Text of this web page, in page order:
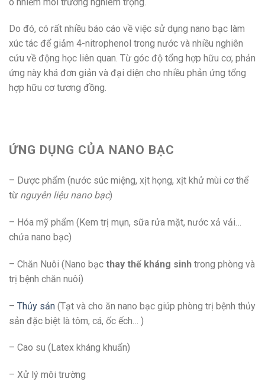
Do đó, có rất nhiều báo cáo về việc sử dụng nano bạc làm
xúc tác để giảm 4-nitrophenol trong nước và nhiều nghiên
cứu về động học liên quan. Từ góc độ tổng hợp hữu cơ, phản
ứng này khá đơn giản và đại diện cho nhiều phản ứng tổng
hợp hữu cơ tương đồng.
ỨNG DỤNG CỦA NANO BẠC
– Dược phẩm (nước súc miệng, xịt họng, xịt khử mùi cơ thể
từ nguyên liệu nano bạc)
– Hóa mỹ phẩm (Kem trị mụn, sữa rửa mặt, nước xả vải…
chứa nano bạc)
– Chăn Nuôi (Nano bạc thay thế kháng sinh trong phòng và
trị bệnh chăn nuôi)
– Thủy sản (Tạt và cho ăn nano bạc giúp phòng trị bệnh thủy
sản đặc biệt là tôm, cá, ốc ếch… )
– Cao su (Latex kháng khuẩn)
– Xử lý môi trường